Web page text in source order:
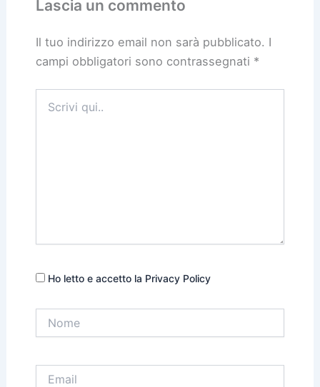
Lascia un commento
Il tuo indirizzo email non sarà pubblicato. I
campi obbligatori sono contrassegnati *
qui..
Ho letto e accetto la Privacy Policy